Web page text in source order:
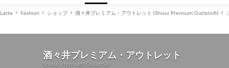
Latte Fashion ショップ 酒々井プレミアム・アウトレット (Shisui Premium Outlets®)
酒々井プレミアム・アウトレット
Shisui Premium Outlets®